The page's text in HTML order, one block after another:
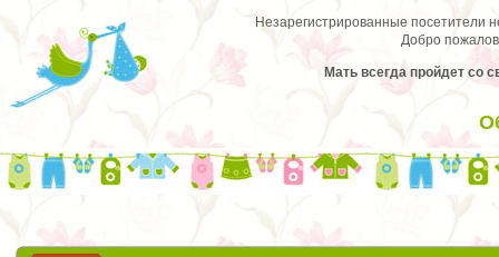
Незарегистрированные посетители
Добро
Мать всегда пройдет со